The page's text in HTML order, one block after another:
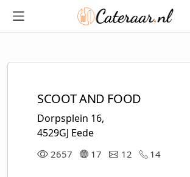
SCOOT AND FOOD
Dorpsplein 16,
4529GJ Eede
2657 17 12 14